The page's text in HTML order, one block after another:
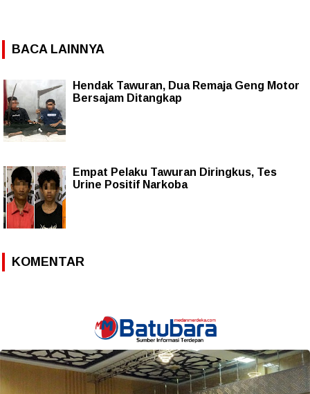
BACA LAINNYA
Hendak Tawuran, Dua Remaja Geng Motor
Bersajam Ditangkap
Empat Pelaku Tawuran Diringkus, Tes
Urine Positif Narkoba
KOMENTAR